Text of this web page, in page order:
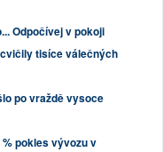
Odpočívej v pokoji
tisíce válečných
po vraždě vysoce
pokles vývozu v